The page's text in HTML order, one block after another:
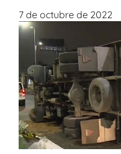
7 de octubre de 2022